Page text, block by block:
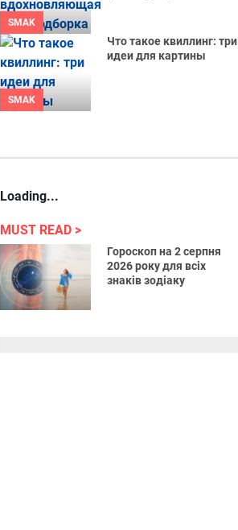
SMAK
SMAK
Что такое квиллинг: три
идеи для картины
Loading...
MUST READ
Гороскоп на 2 серпня
2026 року для всіх
знаків зодіаку